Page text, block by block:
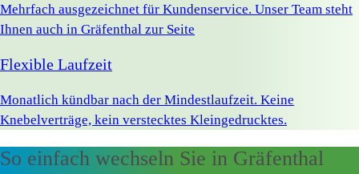
Mehrfach ausgezeichnet für Kundenservice. Unser Team steht
Ihnen auch in Gräfenthal zur Seite
Flexible Laufzeit
Monatlich kündbar nach der Mindestlaufzeit. Keine
Knebelverträge, kein verstecktes Kleingedrucktes.
So einfach wechseln Sie in Gräfenthal